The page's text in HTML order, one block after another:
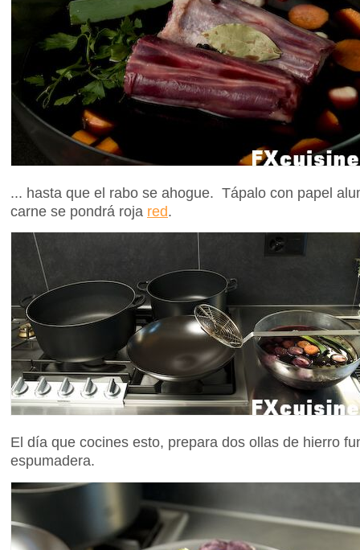
... hasta que el rabo se ahogue. Tápalo con papel
carne se pondrá roja red.
El día que cocines esto, prepara dos ollas de hierro
espumadera.